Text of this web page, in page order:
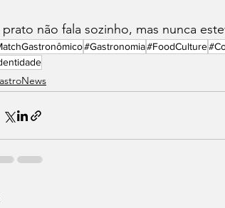
prato não fala sozinho, mas nunca
#Gastronomia#FoodCulture